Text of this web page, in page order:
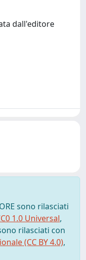
dall'editore
sono rilasciati
1.0 Universal,
rilasciati con
(CC BY 4.0),